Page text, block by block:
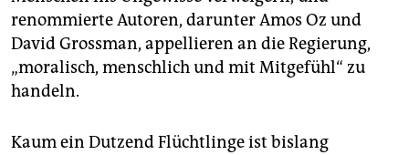
renommierte Autoren, darunter Amos Oz und
David Grossman, appellieren an die Regierung,
„moralisch, menschlich und mit Mitgefühl“ zu
handeln.
Kaum ein Dutzend Flüchtlinge ist bislang